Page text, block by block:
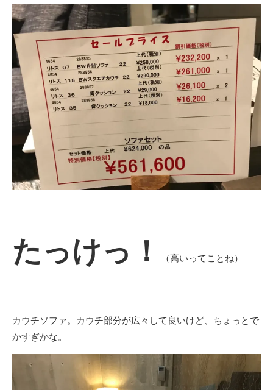
たっけっ！ （高いってことね）
カウチソファ。カウチ部分が広々して良いけど、ちょっとで
かすぎかな。